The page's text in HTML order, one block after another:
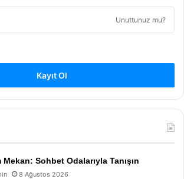
Unuttunuz mu?
Kayıt Ol
Mekan: Sohbet Odalarıyla Tanışın
8 Ağustos 2026